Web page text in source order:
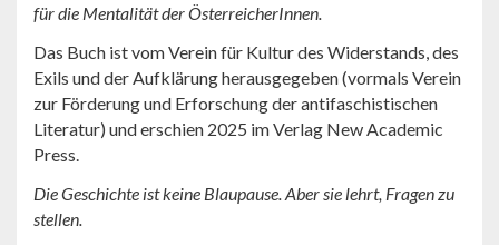
für die Mentalität der ÖsterreicherInnen.
Das Buch ist vom Verein für Kultur des Widerstands, des
Exils und der Aufklärung herausgegeben (vormals Verein
zur Förderung und Erforschung der antifaschistischen
Literatur) und erschien 2025 im Verlag New Academic
Press.
Die Geschichte ist keine Blaupause. Aber sie lehrt, Fragen zu
stellen.